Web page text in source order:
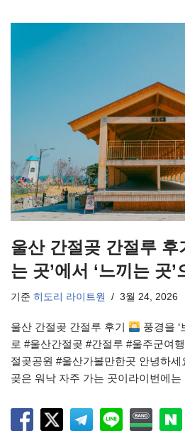
울산 간절곶 간절루 후
는 곳’에서 ‘느끼는 곳’
기준 히도리 라이트원 3월 24, 2026
울산 간절곶 간절루 후기
풍경을 ‘
로 #울산간절곶 #간절루 #울주군여
절곶공원 #울산가볼만한곳 안녕하세
곶은 워낙 자주 가는 곳이라이번에